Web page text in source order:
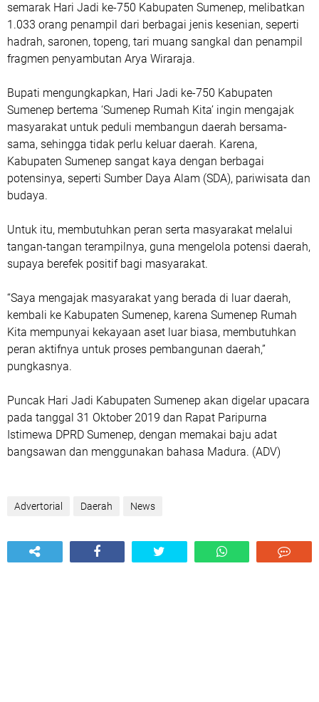
semarak Hari Jadi ke-750 Kabupaten Sumenep, melibatkan
1.033 orang penampil dari berbagai jenis kesenian, seperti
hadrah, saronen, topeng, tari muang sangkal dan penampil
fragmen penyambutan Arya Wiraraja.
Bupati mengungkapkan, Hari Jadi ke-750 Kabupaten
Sumenep bertema ‘Sumenep Rumah Kita’ ingin mengajak
masyarakat untuk peduli membangun daerah bersama-
sama, sehingga tidak perlu keluar daerah. Karena,
Kabupaten Sumenep sangat kaya dengan berbagai
potensinya, seperti Sumber Daya Alam (SDA), pariwisata dan
budaya.
Untuk itu, membutuhkan peran serta masyarakat melalui
tangan-tangan terampilnya, guna mengelola potensi daerah,
supaya berefek positif bagi masyarakat.
“Saya mengajak masyarakat yang berada di luar daerah,
kembali ke Kabupaten Sumenep, karena Sumenep Rumah
Kita mempunyai kekayaan aset luar biasa, membutuhkan
peran aktifnya untuk proses pembangunan daerah,”
pungkasnya.
Puncak Hari Jadi Kabupaten Sumenep akan digelar upacara
pada tanggal 31 Oktober 2019 dan Rapat Paripurna
Istimewa DPRD Sumenep, dengan memakai baju adat
bangsawan dan menggunakan bahasa Madura. (ADV)
Advertorial Daerah News